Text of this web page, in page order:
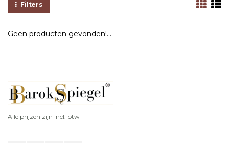
Filters
Geen producten gevonden!...
Alle prijzen zijn incl. btw